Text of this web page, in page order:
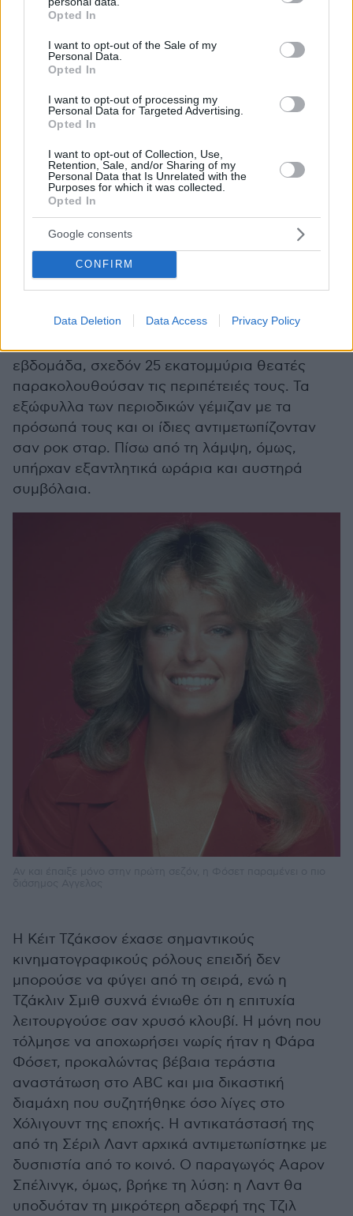
grant or deny consent to Google and its third-party tags to
use your data for below specified purposes in below Google
consent section.
Opted In
I want to opt-out of the Sale of my
Personal Data.
Opted In
I want to opt-out of processing my
Personal Data for Targeted Advertising.
Opted In
I want to opt-out of Collection, Use,
Retention, Sale, and/or Sharing of my
Personal Data that Is Unrelated with the
Purposes for which it was collected.
Opted In
Google consents
CONFIRM
Data Deletion Data Access Privacy Policy
νοσταλγία. Εγιναν σύμμαχοι επιβίωσης. Οταν
μία από αυτές δεχόταν το τηλεφώνημα του
γιατρού, οι άλλες δύο εμφανίζονταν αμέσως.
Αλλοτε με λουλούδια, άλλοτε με χιούμορ,
άλλοτε απλώς με σιωπή. Η σχέση τους
απέκτησε μια βαθύτερη βαρύτητα, μακριά από
ενώθηκαν όχι από τη διασημότητα, αλλά από
την ευαλωτότητα.
Κι όμως, όσο δύσκολες κι αν ήταν οι
δοκιμασίες τους, οι Αγγελοι εξακολουθούν να
γελούν σαν κορίτσια, όταν θυμούνται τα
γυρίσματα της σειράς που άλλαξε την
μέσα στη δική της επιτυχία. Η δημοτικότητα
εβδομάδα, σχεδόν 25 εκατομμύρια θεατές
παρακολουθούσαν τις περιπέτειές τους. Τα
εξώφυλλα των περιοδικών γέμιζαν με τα
πρόσωπά τους και οι ίδιες αντιμετωπίζονταν
σαν ροκ σταρ. Πίσω από τη λάμψη, όμως,
υπήρχαν εξαντλητικά ωράρια και αυστηρά
συμβόλαια.
Η Κέιτ Τζάκσον έχασε σημαντικούς
κινηματογραφικούς ρόλους επειδή δεν
μπορούσε να φύγει από τη σειρά, ενώ η
Τζάκλιν Σμιθ συχνά ένιωθε ότι η επιτυχία
λειτουργούσε σαν χρυσό κλουβί. Η μόνη που
τόλμησε να αποχωρήσει νωρίς ήταν η Φάρα
Φόσετ, προκαλώντας βέβαια τεράστια
αναστάτωση στο ABC και μια δικαστική
διαμάχη που συζητήθηκε όσο λίγες στο
Χόλιγουντ της εποχής. Η αντικατάστασή της
από τη Σέριλ Λαντ αρχικά αντιμετωπίστηκε με
δυσπιστία από το κοινό. Ο παραγωγός Ααρον
Σπέλινγκ, όμως, βρήκε τη λύση: η Λαντ θα
υποδυόταν τη μικρότερη αδερφή της Τζιλ